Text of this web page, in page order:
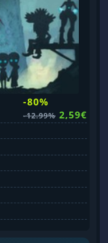
-80%
-12.99% 2,59€